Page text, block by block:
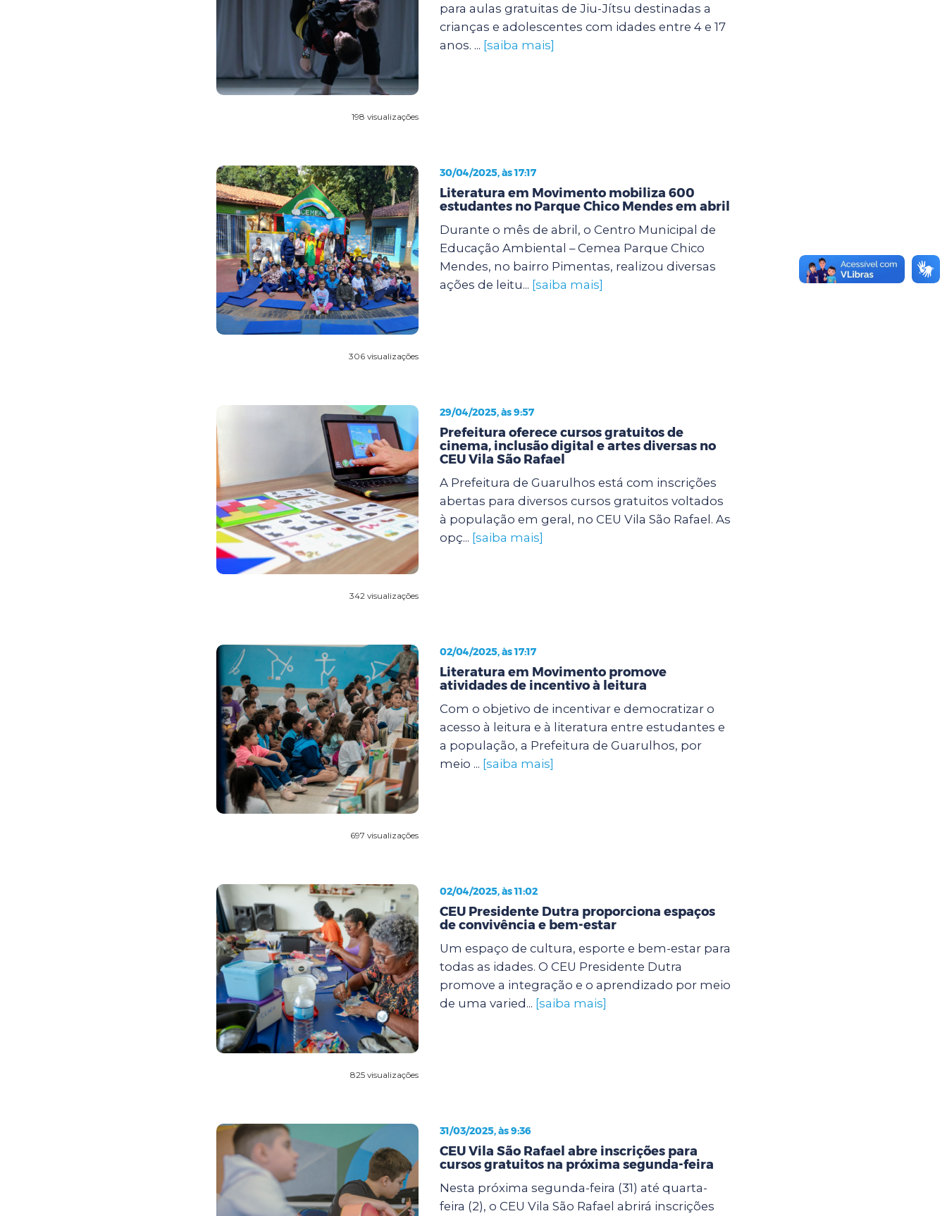
198 visualizações
para aulas gratuitas de Jiu-Jítsu destinadas a
crianças e adolescentes com idades entre 4 e 17
anos. ... [saiba mais]
306 visualizações
30/04/2025, às 17:17
Literatura em Movimento mobiliza 600
estudantes no Parque Chico Mendes em abril
Durante o mês de abril, o Centro Municipal de
Educação Ambiental – Cemea Parque Chico
Mendes, no bairro Pimentas, realizou diversas
ações de leitu... [saiba mais]
342 visualizações
29/04/2025, às 9:57
Prefeitura oferece cursos gratuitos de
cinema, inclusão digital e artes diversas no
CEU Vila São Rafael
A Prefeitura de Guarulhos está com inscrições
abertas para diversos cursos gratuitos voltados
à população em geral, no CEU Vila São Rafael. As
opç... [saiba mais]
697 visualizações
02/04/2025, às 17:17
Literatura em Movimento promove
atividades de incentivo à leitura
Com o objetivo de incentivar e democratizar o
acesso à leitura e à literatura entre estudantes e
a população, a Prefeitura de Guarulhos, por
meio ... [saiba mais]
825 visualizações
02/04/2025, às 11:02
CEU Presidente Dutra proporciona espaços
de convivência e bem-estar
Um espaço de cultura, esporte e bem-estar para
todas as idades. O CEU Presidente Dutra
promove a integração e o aprendizado por meio
de uma varied... [saiba mais]
31/03/2025, às 9:36
CEU Vila São Rafael abre inscrições para
cursos gratuitos na próxima segunda-feira
Nesta próxima segunda-feira (31) até quarta-
feira (2), o CEU Vila São Rafael abrirá inscrições